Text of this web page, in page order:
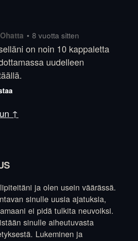
• 8 vuotta sitten
on noin 10 kappaletta
uudelleen
↑
ja olen usein väärässä.
sinulle uusia ajatuksia,
ei pidä tulkita neuvoiksi.
sinulle aiheutuvasta
Lukeminen ja